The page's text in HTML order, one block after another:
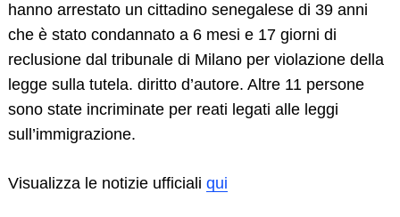
hanno arrestato un cittadino senegalese di 39 anni
che è stato condannato a 6 mesi e 17 giorni di
reclusione dal tribunale di Milano per violazione della
legge sulla tutela. diritto d’autore. Altre 11 persone
sono state incriminate per reati legati alle leggi
sull’immigrazione.
Visualizza le notizie ufficiali qui